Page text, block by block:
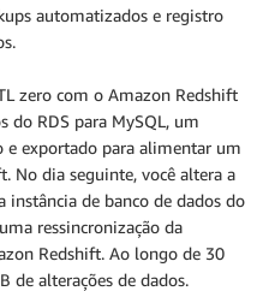
automatizados e registro
zero com o Amazon Redshift
do RDS para MySQL, um
e exportado para alimentar um
No dia seguinte, você altera a
instância de banco de dados do
ressincronização da
Redshift. Ao longo de 30
de alterações de dados.